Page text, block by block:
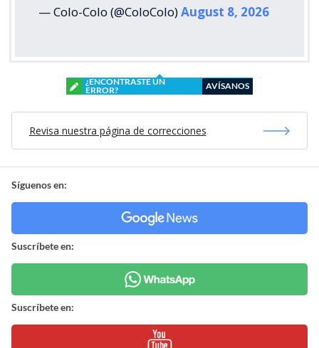
— Colo-Colo (@ColoColo)August 8, 2026
¿ENCONTRASTE UN
ERROR?
AVÍSANOS
Revisa nuestra página de correcciones
Síguenos en:
Suscríbete en:
Suscríbete en: